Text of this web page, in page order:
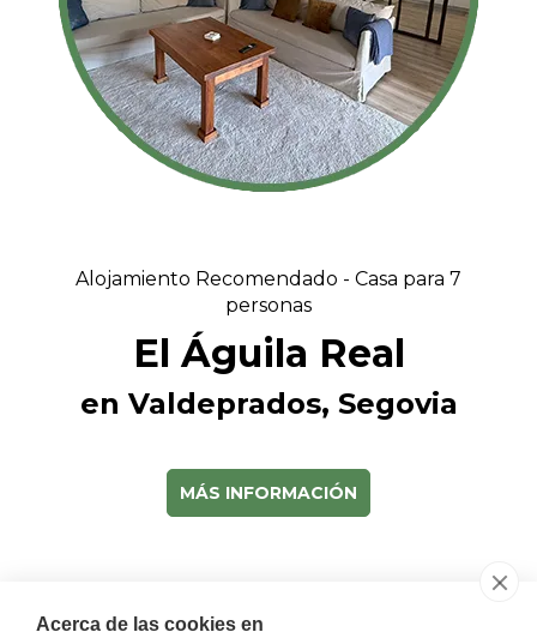
Acerca de las cookies en
Alojamiento Recomendado - Casa para 7
personas
El Águila Real
en Valdeprados, Segovia
MÁS INFORMACIÓN